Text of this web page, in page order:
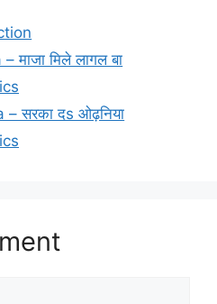
मिले लागल बा
सरका दs ओढ़निया